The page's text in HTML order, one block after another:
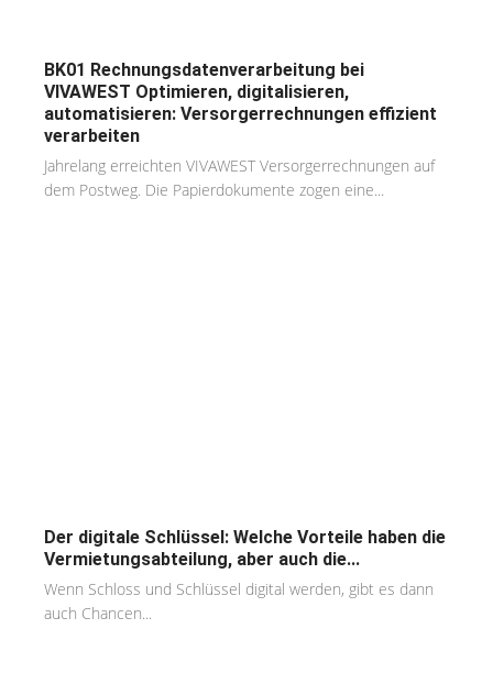
BK01 Rechnungsdatenverarbeitung bei
VIVAWEST Optimieren, digitalisieren,
automatisieren: Versorgerrechnungen effizient
verarbeiten
Jahrelang erreichten VIVAWEST Versorgerrechnungen auf
dem Postweg. Die Papierdokumente zogen eine...
Der digitale Schlüssel: Welche Vorteile haben die
Vermietungsabteilung, aber auch die...
Wenn Schloss und Schlüssel digital werden, gibt es dann
auch Chancen...